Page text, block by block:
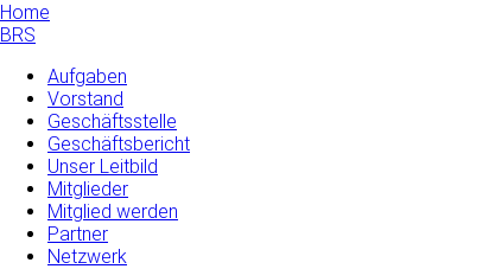
Home
BRS
Aufgaben
Vorstand
Geschäftsstelle
Geschäftsbericht
Unser Leitbild
Mitglieder
Mitglied werden
Partner
Netzwerk